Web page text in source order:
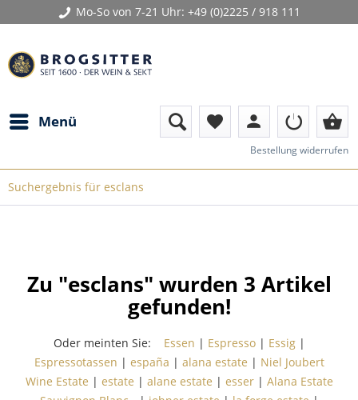
Mo-So von 7-21 Uhr: +49 (0)2225 / 918 111
Menü favorite person shopping_basket
Bestellung widerrufen
Suchergebnis für esclans
Zu "esclans" wurden 3 Artikel
gefunden!
Oder meinten Sie: Essen | Espresso| Essig|
Espressotassen | españa | alana estate | Niel Joubert
Wine Estate | estate | alane estate | esser| Alana Estate